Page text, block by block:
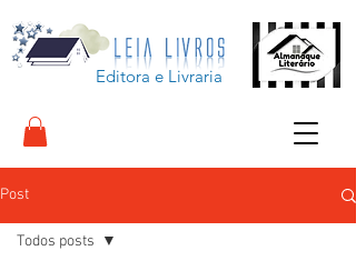
Editora e Livraria
Post
Todos posts